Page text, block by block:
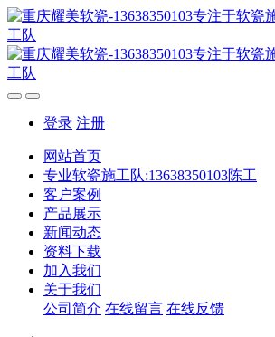
登录 注册
网站首页
专业软瓷施工队:13638350103陈工
客户案例
产品展示
新闻动态
资料下载
加入我们
关于我们
公司简介 在线留言 在线反馈